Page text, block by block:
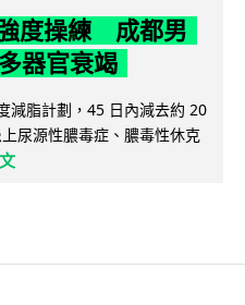
度操練 成都男
器官衰竭
減脂計劃，45 日內減去約 20
尿源性膿毒症、膿毒性休克